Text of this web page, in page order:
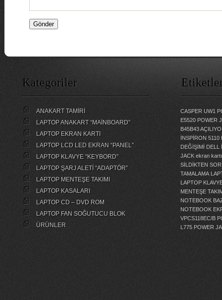
Kategoriler
ANAKART TAMİRİ
LAPTOP ANAKART “MAİNBOARD”
LAPTOP EKRAN KARTI
LAPTOP LCD LED EKRAN “PANEL”
LAPTOP KLAVYE “KEYBORD”
LAPTOP ŞARJ ALETİ “ADAPTÖR”
LAPTOP MENTEŞE TAKIMI
LAPTOP KASALARI
LAPTOP CD – DVD ROM
LAPTOP FAN SOĞUTUCU BLOK
ÜRÜNLER
CASPER UW1
E5520 POWER
B45B43
İNSPİRON
DEĞİŞİMİ
DELL
JACK ekran
SİLDİKTEN
TAMALAMA
LAPTOP
MENTEŞE
NOTEBOOK
NOTEBOOK
VPCS118EC/B
L775 POWER